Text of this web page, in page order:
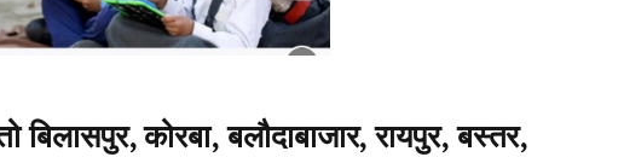
बिलासपुर, कोरबा, बलौदाबाजार, रायपुर, बस्तर,